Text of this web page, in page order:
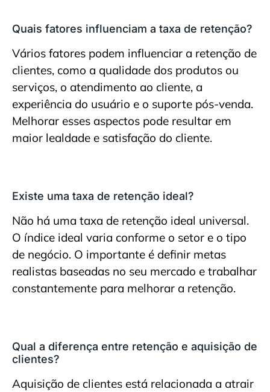
Quais fatores influenciam a taxa de retenção?
Vários fatores podem influenciar a retenção de
clientes, como a qualidade dos produtos ou
serviços, o atendimento ao cliente, a
experiência do usuário e o suporte pós-venda.
Melhorar esses aspectos pode resultar em
maior lealdade e satisfação do cliente.
Existe uma taxa de retenção ideal?
Não há uma taxa de retenção ideal universal.
O índice ideal varia conforme o setor e o tipo
de negócio. O importante é definir metas
realistas baseadas no seu mercado e trabalhar
constantemente para melhorar a retenção.
Qual a diferença entre retenção e aquisição de
clientes?
Aquisição de clientes está relacionada a atrair